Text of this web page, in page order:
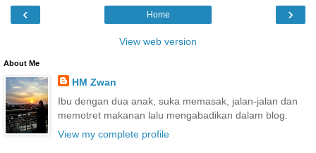
‹ ›
Home
View web version
About Me
HM Zwan
Ibu dengan dua anak, suka memasak, jalan-jalan dan
memotret makanan lalu mengabadikan dalam blog.
View my complete profile